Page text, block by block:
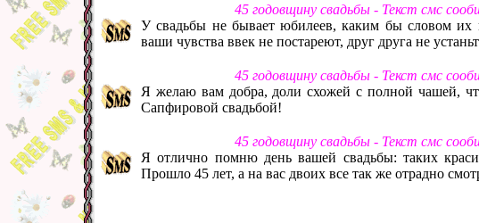
45 годовщину свадьбы - Текст смс
У свадьбы не бывает юбилеев, каким бы словом их
ваши чувства ввек не постареют, друг друга не
45 годовщину свадьбы - Текст смс
Я желаю вам добра, доли схожей с полной чашей,
Сапфировой свадьбой!
45 годовщину свадьбы - Текст смс
Я отлично помню день вашей свадьбы: таких
Прошло 45 лет, а на вас двоих все так же отрадно